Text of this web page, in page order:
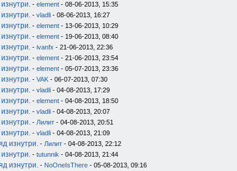
- element - 08-06-2013, 15:35
- vladli - 08-06-2013, 16:27
- element - 13-06-2013, 10:29
- element - 19-06-2013, 08:40
- ivanfx - 21-06-2013, 22:36
- element - 21-06-2013, 23:54
- element - 05-07-2013, 23:36
- VAK - 06-07-2013, 07:30
- vladli - 04-08-2013, 17:29
- element - 04-08-2013, 18:50
- vladli - 04-08-2013, 20:07
- Лилит - 04-08-2013, 20:51
- vladli - 04-08-2013, 21:09
изнутри. - Лилит - 04-08-2013, 22:12
- tutunnik - 04-08-2013, 21:44
изнутри. - NoOneIsThere - 05-08-2013, 09:16